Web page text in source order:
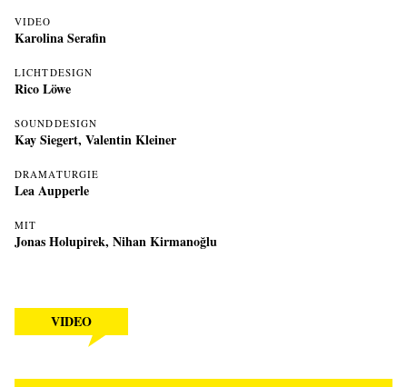
VIDEO
Karolina Serafin
LICHTDESIGN
Rico Löwe
SOUNDDESIGN
Kay Siegert, Valentin Kleiner
DRAMATURGIE
Lea Aupperle
MIT
Jonas Holupirek, Nihan Kirmanoğlu
VIDEO